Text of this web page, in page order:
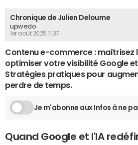
Chronique de Julien Deloume
upwedo
1er août 2025 11:37
Contenu e-commerce : maîtrisez
optimiser votre visibilité Google
Stratégies pratiques pour
perdre de temps.
Je m'abonne aux Infos à ne
Quand Google et l'IA